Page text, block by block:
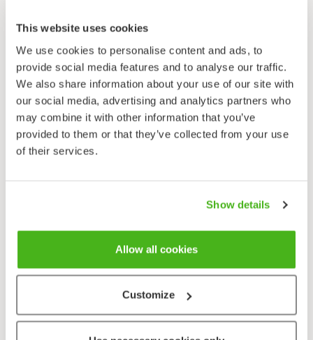
This website uses cookies
We use cookies to personalise content and ads, to
provide social media features and to analyse our traffic.
We also share information about your use of our site with
our social media, advertising and analytics partners who
may combine it with other information that you’ve
provided to them or that they’ve collected from your use
of their services.
Show details
Allow all cookies
Customize
lienee viljelty rohdoksi suomalaisten suurtalojen
aikoina, kun apteekkeja ei tunnettu. Edelleen sitä
kasvatetaan meillä monin paikoin hyötykasvina.
Etenkin lounaisen Suomen vanhoissa
asutuskeskuksissa laji kasvaa myös vanhastaan
rikkaruohona, mutta sen voi tavata vähän joka
puolelta maatamme ihmisvaikutteisilta paikoilta,
useimmiten kylläkin lyhytaikaisena vieraana yksitellen
Useimmiten kamomillasaunio taidetaan sekoittaa
saunakukkaan (Tripleurospermum maritimumssp.
). Vaikka lajit nykyisin luetaankin eri sukuihin,
ne muistuttavat toisiaan niin paljon, että jopa
pitämään niitä samana lajina. Tarkkavainuinen erottaa
kasvit jo kamomillasaunion hienon aromaattisen
tuoksun perusteella. Lisäksi kamomillasauniolla on